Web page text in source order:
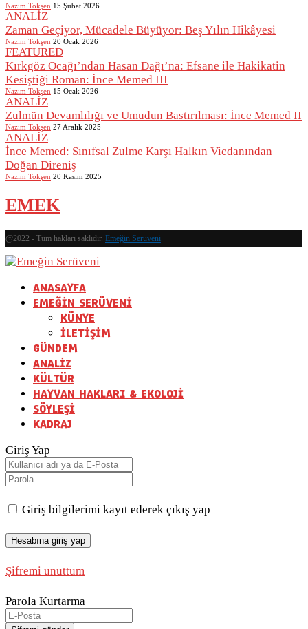
Nazım Tokşen 15 Şubat 2026
ANALİZ
Zaman Geçiyor, Mücadele Büyüyor: Beş Yılın Hikâyesi
Nazım Tokşen 20 Ocak 2026
FEATURED
Kırkgöz Ocağı’ndan Hasan Dağı’na: Efsane ile Hakikatin
Kesiştiği Roman: İnce Memed III
Nazım Tokşen 15 Ocak 2026
ANALİZ
Zulmün Devamlılığı ve Umudun Bastırılması: İnce Memed II
Nazım Tokşen 27 Aralık 2025
ANALİZ
İnce Memed: Sınıfsal Zulme Karşı Halkın Vicdanından
Doğan Direniş
Nazım Tokşen 20 Kasım 2025
EMEK
@2022 - Tüm hakları saklıdır. Emeğin Serüveni
ANASAYFA
EMEĞİN SERÜVENİ
KÜNYE
İLETİŞİM
GÜNDEM
ANALİZ
KÜLTÜR
HAYVAN HAKLARI & EKOLOJİ
SÖYLEŞİ
KADRAJ
Giriş Yap
Giriş bilgilerimi kayıt ederek çıkış yap
Şifremi unuttum
Parola Kurtarma